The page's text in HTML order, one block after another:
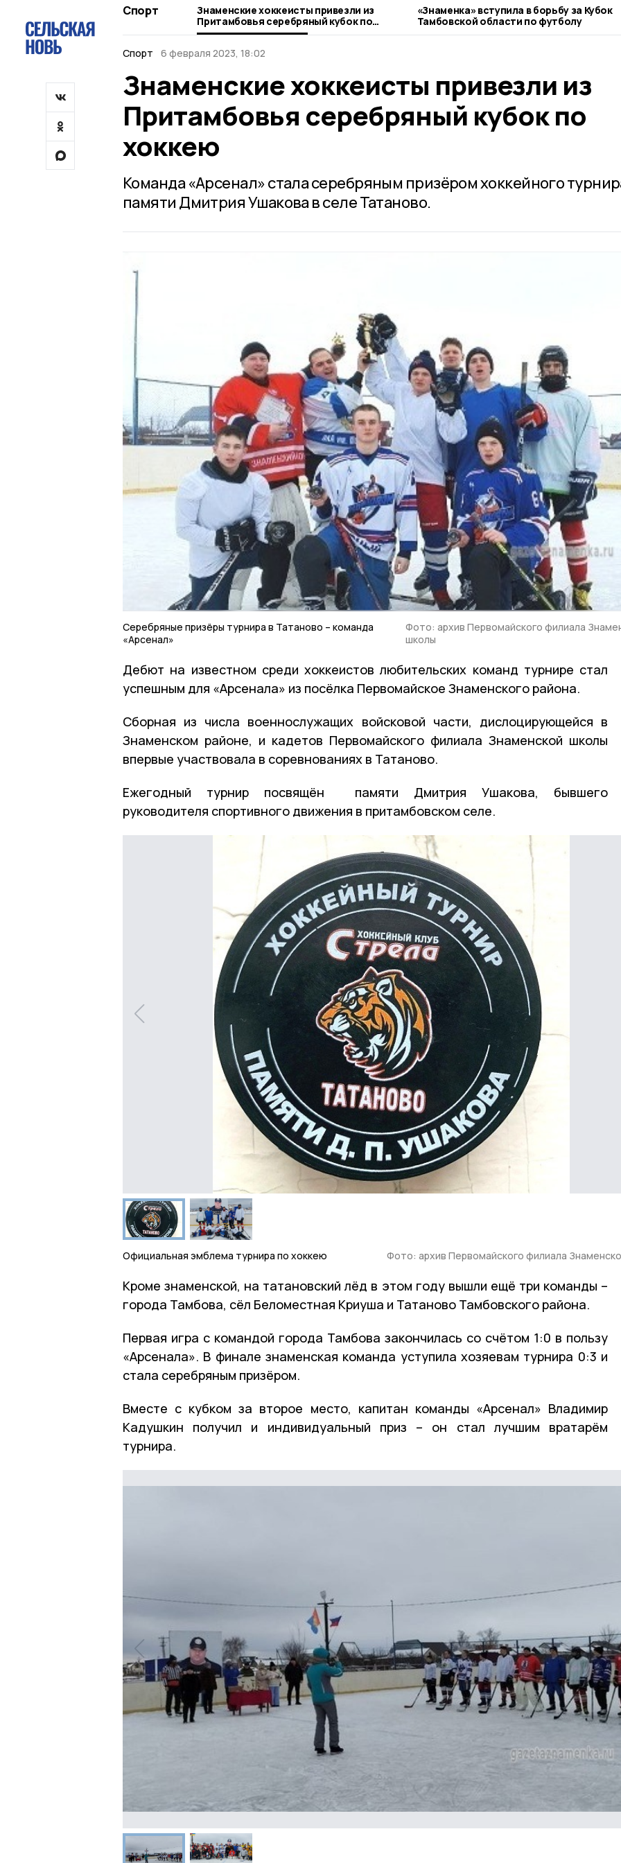
Спорт
Знаменские хоккеисты привезли из
Притамбовья серебряный кубок по
хоккею
«Знаменка» вступила в борьбу за Кубок
Тамбовской области по футболу
Спорт 6 февраля 2023, 18:02
Знаменские хоккеисты привезли из
Притамбовья серебряный кубок по
хоккею
Команда «Арсенал» стала серебряным призёром хоккейного
памяти Дмитрия Ушакова в селе Татаново.
Серебряные призёры турнира в Татаново – команда
«Арсенал»
Фото: архив Первомайского филиала
школы
Дебют на известном среди хоккеистов любительских команд турнире стал
успешным для «Арсенала» из посёлка Первомайское Знаменского района.
Сборная из числа военнослужащих войсковой части, дислоцирующейся в
Знаменском районе, и кадетов Первомайского филиала Знаменской школы
впервые участвовала в соревнованиях в Татаново.
Ежегодный турнир посвящён памяти Дмитрия Ушакова, бывшего
руководителя спортивного движения в притамбовском селе.
Официальная эмблема турнира по хоккею Фото: архив Первомайского филиала
Кроме знаменской, на татановский лёд в этом году вышли ещё три команды –
города Тамбова, сёл Беломестная Криуша и Татаново Тамбовского района.
Первая игра с командой города Тамбова закончилась со счётом 1:0 в пользу
«Арсенала». В финале знаменская команда уступила хозяевам турнира 0:3 и
стала серебряным призёром.
Вместе с кубком за второе место, капитан команды «Арсенал» Владимир
Кадушкин получил и индивидуальный приз – он стал лучшим вратарём
турнира.